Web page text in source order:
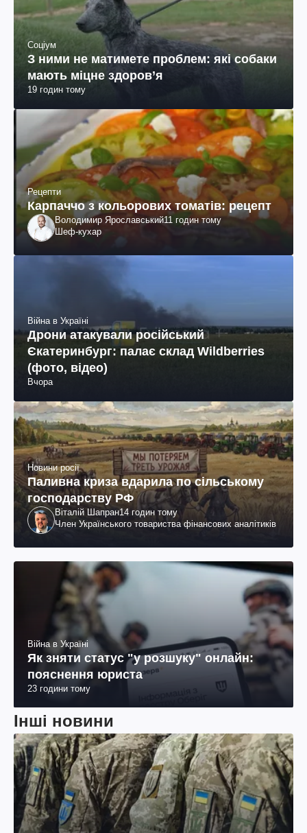
Соціум
З ними не матимете проблем: які собаки
мають міцне здоров’я
19 годин тому
Рецепти
Карпаччо з кольорових томатів: рецепт
Володимир Ярославський11 годин тому
Шеф-кухар
Війна в Україні
Дрони атакували російський
Єкатеринбург: палає склад Wildberries
(фото, відео)
Вчора
Новини росії
Паливна криза вдарила по сільському
господарству РФ
Віталій Шапран14 годин тому
Член Українського товариства фінансових аналітиків
Війна в Україні
Як зняти статус "у розшуку" онлайн:
пояснення юриста
23 години тому
Інші новини